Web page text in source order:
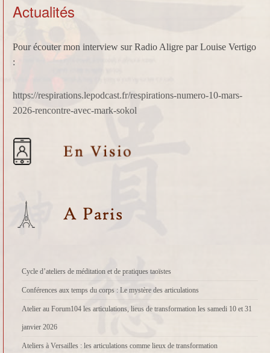
Actualités
Pour écouter mon interview sur Radio Aligre par Louise Vertigo
:
https://respirations.lepodcast.fr/respirations-numero-10-mars-
2026-rencontre-avec-mark-sokol
Cycle d’ateliers de méditation et de pratiques taoïstes
Conférences aux temps du corps : Le mystère des articulations
Atelier au Forum104 les articulations, lieus de transformation les samedi 10 et 31
janvier 2026
Ateliers à Versailles : les articulations comme lieux de transformation